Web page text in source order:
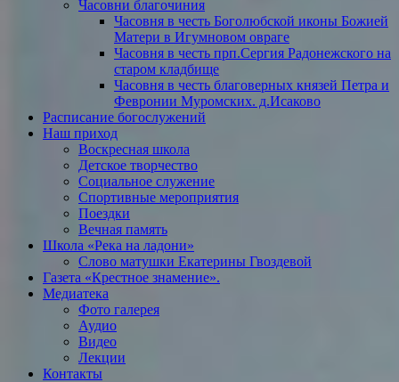
Часовни благочиния
Часовня в честь Боголюбской иконы Божией
Матери в Игумновом овраге
Часовня в честь прп.Сергия Радонежского на
старом кладбище
Часовня в честь благоверных князей Петра и
Февронии Муромских. д.Исаково
Расписание богослужений
Наш приход
Воскресная школа
Детское творчество
Социальное служение
Спортивные мероприятия
Поездки
Вечная память
Школа «Река на ладони»
Слово матушки Екатерины Гвоздевой
Газета «Крестное знамение».
Медиатека
Фото галерея
Аудио
Видео
Лекции
Контакты